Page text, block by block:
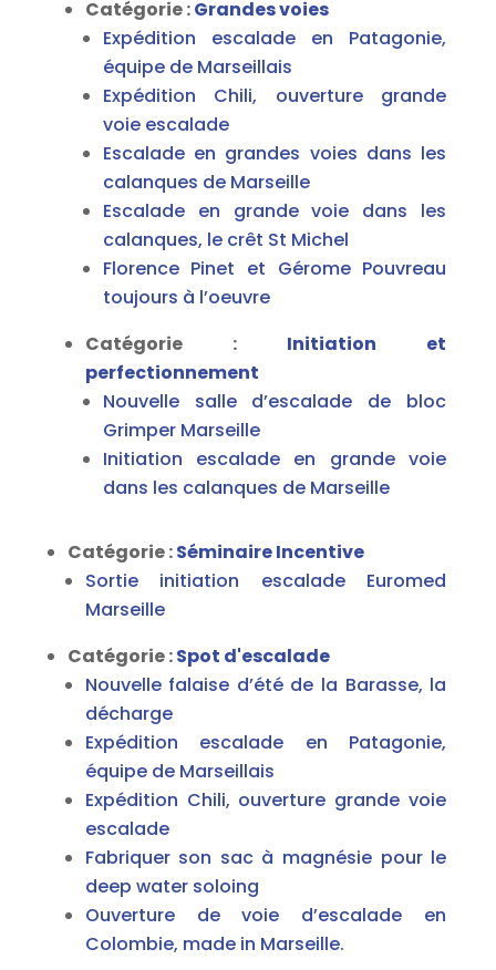
Catégorie :Grandes voies
Expédition escalade en Patagonie,
équipe de Marseillais
Expédition Chili, ouverture grande
voie escalade
Escalade en grandes voies dans les
calanques de Marseille
Escalade en grande voie dans les
calanques, le crêt St Michel
Florence Pinet et Gérome Pouvreau
toujours à l’oeuvre
Catégorie : Initiation et
perfectionnement
Nouvelle salle d’escalade de bloc
Grimper Marseille
Initiation escalade en grande voie
dans les calanques de Marseille
Catégorie :Séminaire Incentive
Sortie initiation escalade Euromed
Marseille
Catégorie :Spot d'escalade
Nouvelle falaise d’été de la Barasse, la
décharge
Expédition escalade en Patagonie,
équipe de Marseillais
Expédition Chili, ouverture grande voie
escalade
Fabriquer son sac à magnésie pour le
deep water soloing
Ouverture de voie d’escalade en
Colombie, made in Marseille.